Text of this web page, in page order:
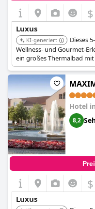
$
Luxus
KI-generiert
Dieses
Wellness- und Gourmet-
ein großes Thermalbad
ein umfassendes
hochwertige
Reiseziel für
als auch kulinarische
Hotel in
8,2
$
Luxus